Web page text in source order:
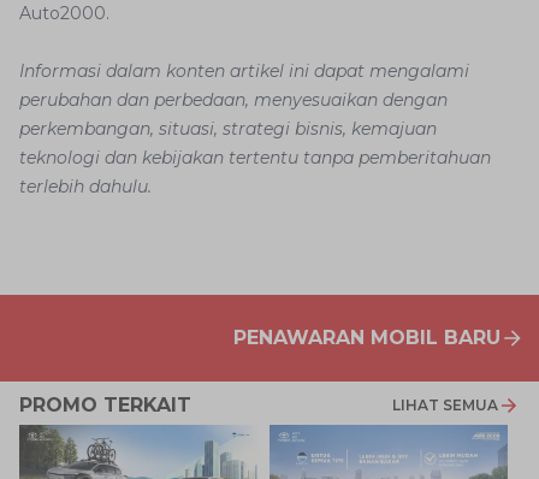
Auto2000.
Informasi dalam konten artikel ini dapat mengalami
perubahan dan perbedaan, menyesuaikan dengan
perkembangan, situasi, strategi bisnis, kemajuan
teknologi dan kebijakan tertentu tanpa pemberitahuan
terlebih dahulu.
PENAWARAN MOBIL BARU
PROMO TERKAIT LIHAT SEMUA